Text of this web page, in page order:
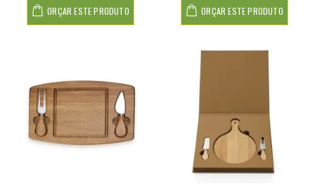
ORÇAR ESTE PRODUTO ORÇAR ESTE PRODUTO